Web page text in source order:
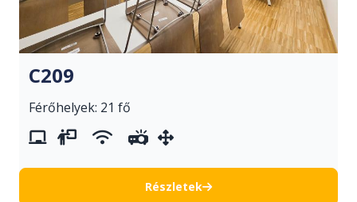
C209
Férőhelyek: 21 fő
whiteboardvetítővászon
wifi projektor
Részletek